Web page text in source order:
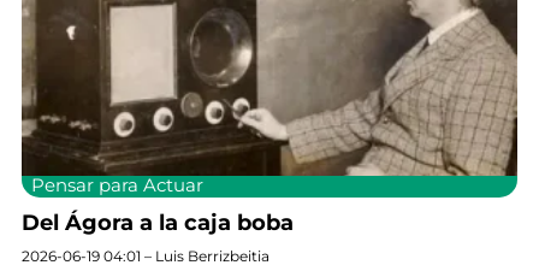
Pensar para Actuar
Del Ágora a la caja boba
2026-06-19 04:01 – Luis Berrizbeitia